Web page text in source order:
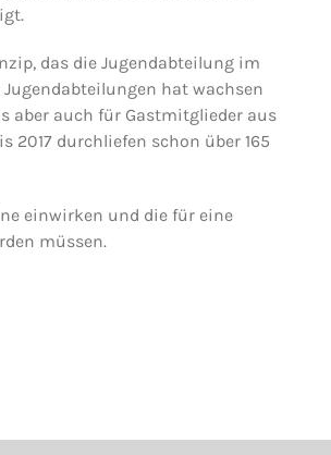
das die Jugendabteilung im
Jugendabteilungen hat wachsen
aber auch für Gastmitglieder aus
2017 durchliefen schon über 165
einwirken und die für eine
müssen.